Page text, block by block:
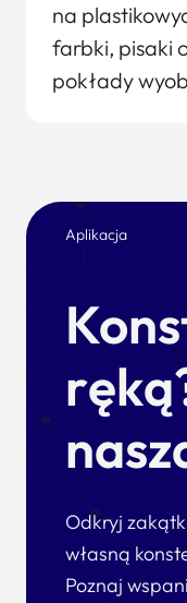
na
farbki, pisaki
pokłady
Aplikacja
Odkryj
własną
Poznaj